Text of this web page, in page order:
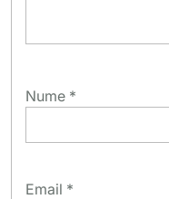
Nume *
Email *